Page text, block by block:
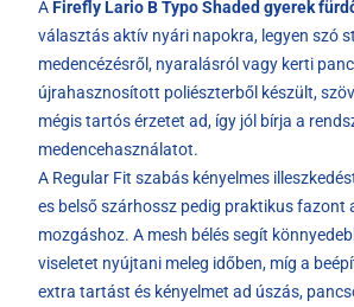
AFirefly Lario B Typo Shaded gyerek
választás aktív nyári napokra, legyen szó
medencézésről, nyaralásról vagy kerti
újrahasznosított poliészterből készült,
mégis tartós érzetet ad, így jól bírja a
medencehasználatot.
A Regular Fit szabás kényelmes
es belső szárhossz pedig praktikus fazont
mozgáshoz. A mesh bélés segít
viseletet nyújtani meleg időben, míg a
extra tartást és kényelmet ad úszás,